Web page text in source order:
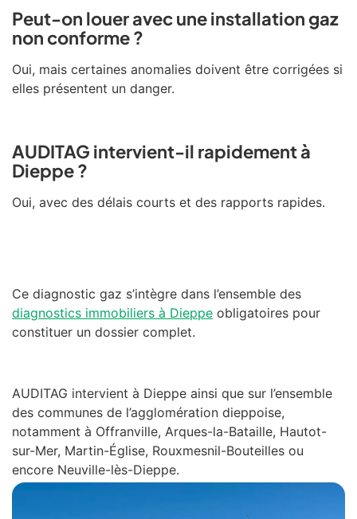
Peut-on louer avec une installation gaz
non conforme ?
Oui, mais certaines anomalies doivent être corrigées si
elles présentent un danger.
AUDITAG intervient-il rapidement à
Dieppe ?
Oui, avec des délais courts et des rapports rapides.
Ce diagnostic gaz s’intègre dans l’ensemble des
diagnostics immobiliers à Dieppe obligatoires pour
constituer un dossier complet.
AUDITAG intervient à Dieppe ainsi que sur l’ensemble
des communes de l’agglomération dieppoise,
notamment à Offranville, Arques-la-Bataille, Hautot-
sur-Mer, Martin-Église, Rouxmesnil-Bouteilles ou
encore Neuville-lès-Dieppe.